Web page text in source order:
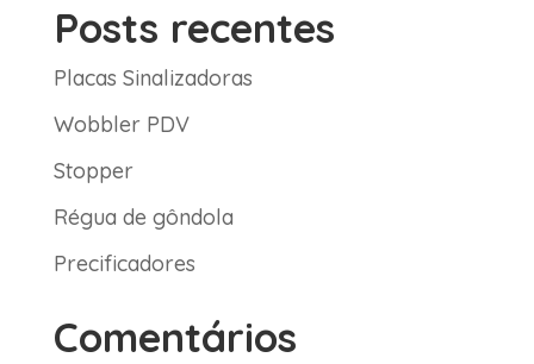
Posts recentes
Placas Sinalizadoras
Wobbler PDV
Stopper
Régua de gôndola
Precificadores
Comentários